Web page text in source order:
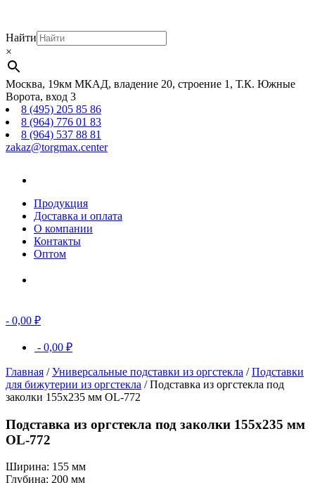
Найти
×
Москва, 19км МКАД, владение 20, строение 1, Т.К. Южные
Ворота, вход 3
8 (495) 205 85 86
8 (964) 776 01 83
8 (964) 537 88 81
zakaz@torgmax.center
Продукция
Доставка и оплата
О компании
Контакты
Оптом
- 0,00 ₽
- 0,00 ₽
Главная /Универсальные подставки из оргстекла /Подставки
для бижутерии из оргстекла / Подставка из оргстекла под
заколки 155х235 мм OL-772
Подставка из оргстекла под заколки 155х235 мм
OL-772
Ширина: 155 мм
Глубина: 200 мм